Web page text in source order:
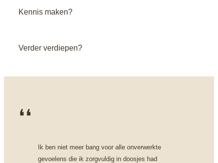
Kennis maken?
Verder verdiepen?
❛❛
Ik ben niet meer bang voor alle onverwerkte
gevoelens die ik zorgvuldig in doosjes had